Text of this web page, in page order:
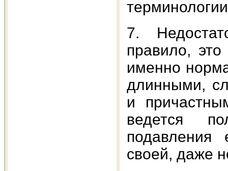
7.
правило,
именно
длинными,
и
ведется
подавления
своей, даже